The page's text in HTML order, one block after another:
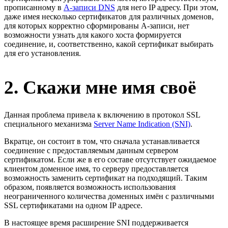
прописанному в А-записи DNS для него IP адресу. При этом,
даже имея несколько сертификатов для различных доменов,
для которых корректно сформированы A-записи, нет
возможности узнать для какого хоста формируется
соединение, и, соответственно, какой сертификат выбирать
для его установления.
2. Скажи мне имя своё
Данная проблема привела к включению в протокол SSL
специального механизма Server Name Indication (SNI).
Вкратце, он состоит в том, что сначала устанавливается
соединение с предоставляемым данным сервером
сертификатом. Если же в его составе отсутствует ожидаемое
клиентом доменное имя, то серверу предоставляется
возможность заменить сертификат на подходящий. Таким
образом, появляется возможность использования
неограниченного количества доменных имён с различными
SSL сертификатами на одном IP адресе.
В настоящее время расширение SNI поддерживается